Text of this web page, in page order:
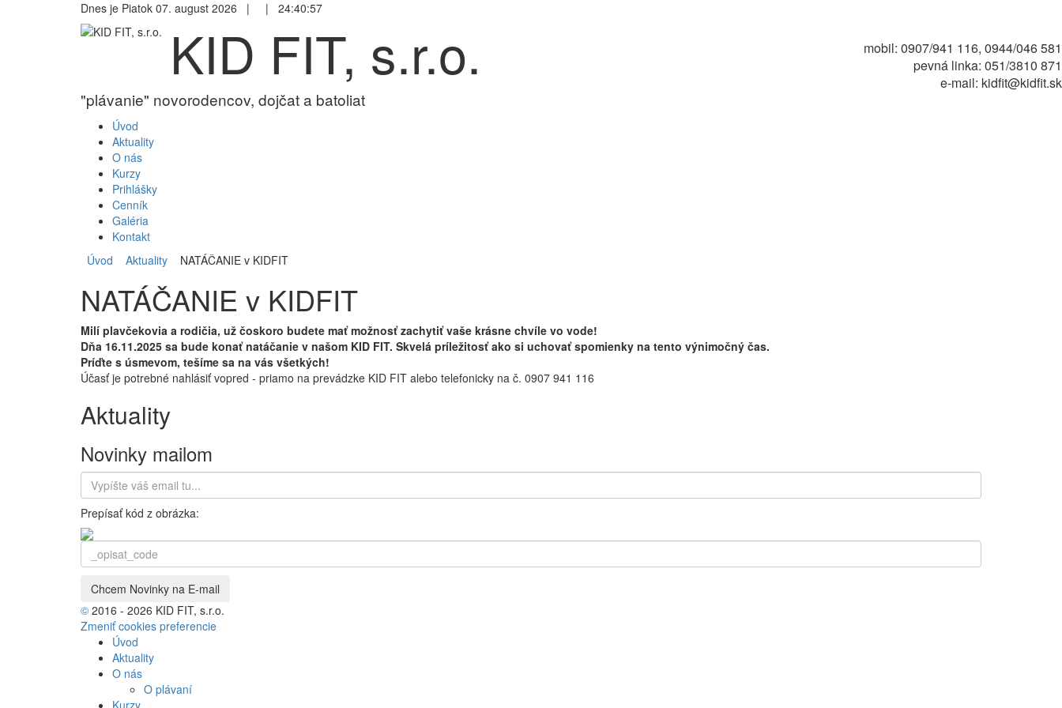
Dnes je Piatok 07. august 2026 | | 24:40:57
mobil: 0907/941 116, 0944/046 581
pevná linka: 051/3810 871
e-mail: kidfit@kidfit.sk
KID FIT, s.r.o.
"plávanie" novorodencov, dojčat a batoliat
Úvod
Aktuality
O nás
Kurzy
Prihlášky
Cenník
Galéria
Kontakt
Úvod
Aktuality NATÁČANIE v KIDFIT
NATÁČANIE v KIDFIT
Milí plavčekovia a rodičia, už čoskoro budete mať možnosť zachytiť vaše krásne chvíle vo vode!
Dňa 16.11.2025 sa bude konať natáčanie v našom KID FIT. Skvelá príležitosť ako si uchovať spomienky na tento výnimočný čas.
Príďte s úsmevom, tešíme sa na vás všetkých!
Účasť je potrebné nahlásiť vopred - priamo na prevádzke KID FIT alebo telefonicky na č. 0907 941 116
Aktuality
Novinky mailom
Prepísať kód z obrázka:
© 2016 - 2026 KID FIT, s.r.o.
Zmeniť cookies preferencie
Úvod
Aktuality
O nás
O plávaní